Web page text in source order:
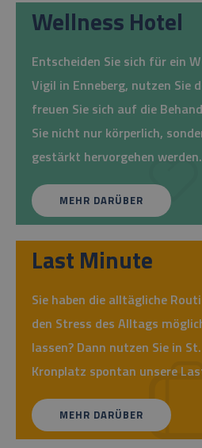
Wellness Hotel
Entscheiden Sie sich für ein
Vigil in Enneberg, nutzen Sie
freuen Sie sich auf die
Sie nicht nur körperlich,
gestärkt hervorgehen werden.
MEHR DARÜBER
Last Minute
Sie haben die alltägliche
den Stress des Alltags
lassen? Dann nutzen Sie in
Kronplatz spontan unsere
MEHR DARÜBER